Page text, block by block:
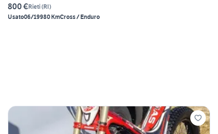
800 €Rieti(RI)
Usato06/19980 KmCross / Enduro